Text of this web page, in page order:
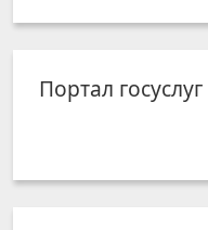
Портал госуслуг